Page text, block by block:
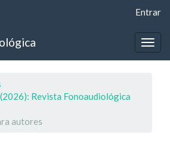
Entrar
Revista Fonoaudiológica
autores